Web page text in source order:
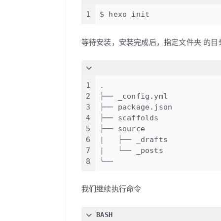
1 $ hexo init
等待安装，安装完成后， 指定文件夹 的目
1
2
3
4
5
6
7
8
.
├── _config.yml
├── package.json
├── scaffolds
├── source
|   ├── _drafts
|   └── _posts
└──
我们继续执行命令
BASH